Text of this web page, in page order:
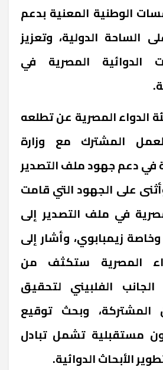
الوطنية المعنية بدعم
الساحة الدولية، وتعزيز
الدوائية المصرية في
الدواء المصرية عن تطلعه
المشترك مع وزارة
في دعم جهود ملف التصدير
على الجهود التي قامت
في ملف التصدير إلى
وخاصة زيمبابوي، وأشار إلى
المصرية ستكثف من
الفلبيني لتحقيق
المشتركة، وبحث توقيع
مستقبلية تشمل تبادل
الأبحاث الدوائية.